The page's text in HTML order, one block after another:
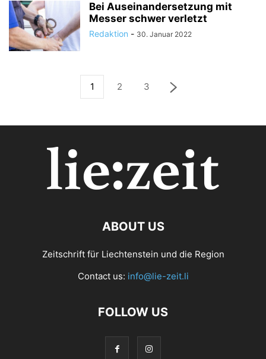
Bei Auseinandersetzung mit
Messer schwer verletzt
Redaktion - 30. Januar 2022
1 2 3
ABOUT US
Zeitschrift für Liechtenstein und die Region
Contact us: info@lie-zeit.li
FOLLOW US